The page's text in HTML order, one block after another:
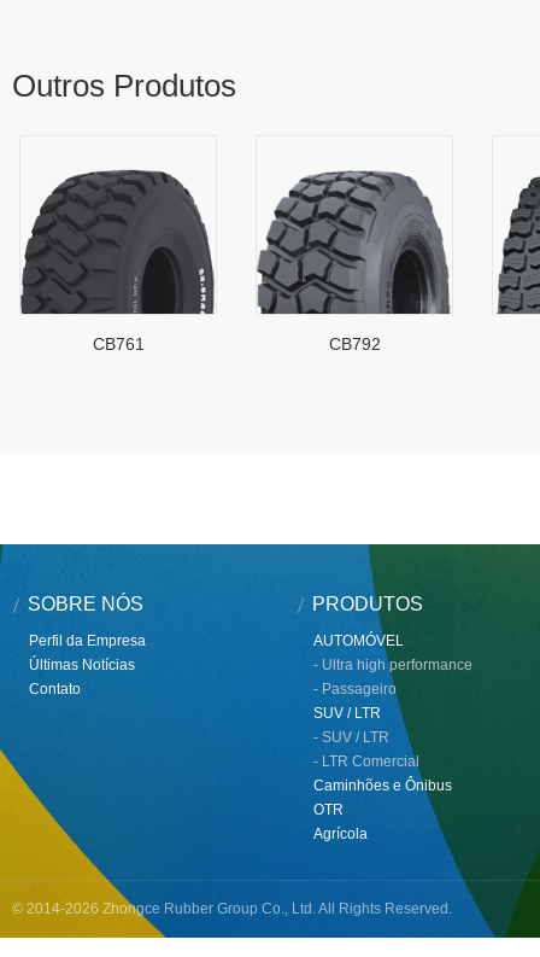
Outros Produtos
CB761 CB792
SOBRE NÓS
Perfil da Empresa
Últimas Notícias
Contato
PRODUTOS
AUTOMÓVEL
- Ultra high performance
- Passageiro
SUV / LTR
- SUV / LTR
- LTR Comercial
Caminhões e Ônibus
OTR
Agrícola
© 2014-2026 Zhongce Rubber Group Co., Ltd. All Rights Reserved.